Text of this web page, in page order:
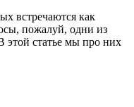
встречаются как
пожалуй, одни из
этой статье мы про них